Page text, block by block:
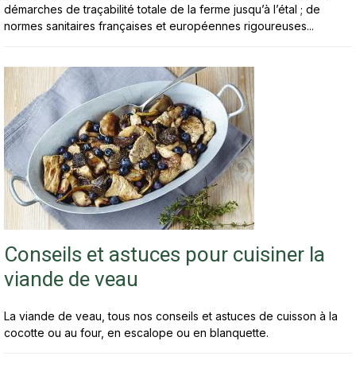
démarches de traçabilité totale de la ferme jusqu’à l’étal ; de
normes sanitaires françaises et européennes rigoureuses...
Conseils et astuces pour cuisiner la
viande de veau
La viande de veau, tous nos conseils et astuces de cuisson à la
cocotte ou au four, en escalope ou en blanquette.